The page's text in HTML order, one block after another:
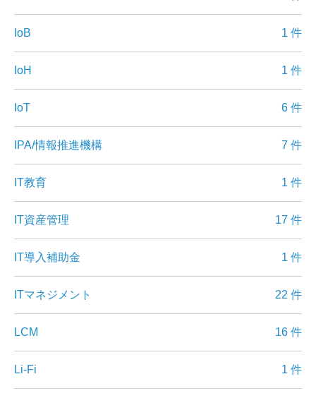
IoB 1 件
IoH 1 件
IoT 6 件
IPA/情報推進機構 7 件
IT教育 1 件
IT資産管理 17 件
IT導入補助金 1 件
ITマネジメント 22 件
LCM 16 件
Li-Fi 1 件